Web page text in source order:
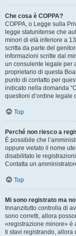
Che cosa è COPPA?
COPPA, o Legge sulla
legge statunitense che
minori di età inferiore a
scritta da parte del
informazioni scritte dal
un consulente legale per
proprietario di questa
punto di contatto per
indicato nella domanda
questioni d’ordine legale
Top
Perché non riesco a
È possibile che
oppure vietato il nome
disabilitato le
Contatta un
Top
Mi sono registrato ma
Innanzitutto controlla di
sono corretti, allora
«registrazione minore» è
ti stavi registrando, allora